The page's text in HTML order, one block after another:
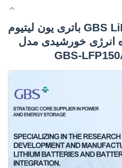
GBS LiFePO4 3.2V 150Ah باتری یون لیتیوم
انرژی خورشیدی مدل
GBS-